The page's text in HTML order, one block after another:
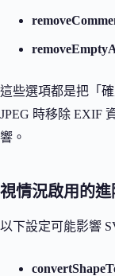
這些選項都是把「
JPEG 時移除 EXIF
響。
視情況啟用的進
以下設定可能影響